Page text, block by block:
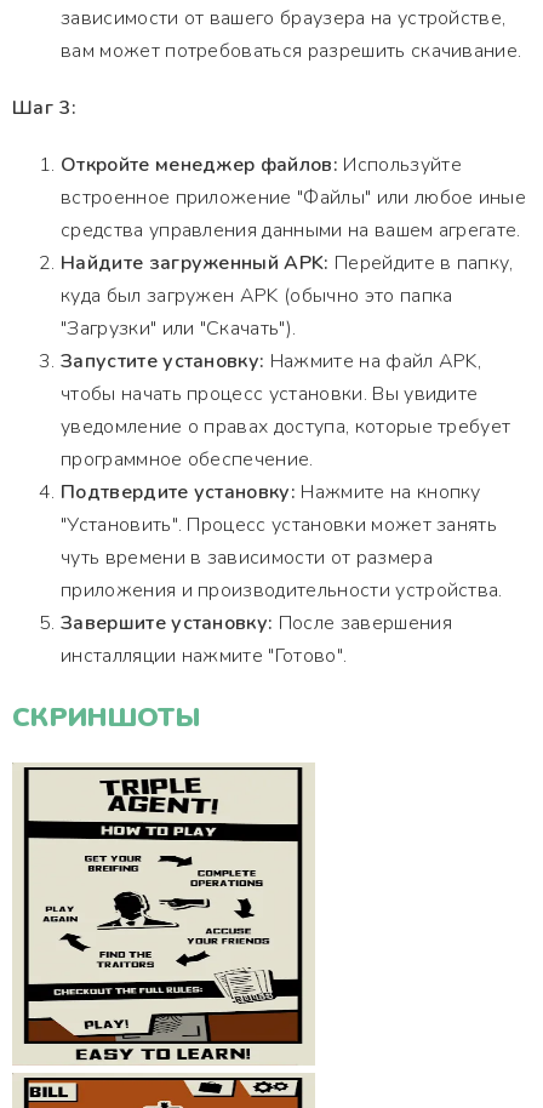
зависимости от вашего браузера на устройстве,
вам может потребоваться разрешить скачивание.
Шаг 3:
Откройте менеджер файлов: Используйте
встроенное приложение "Файлы" или любое иные
средства управления данными на вашем агрегате.
Найдите загруженный APK: Перейдите в папку,
куда был загружен APK (обычно это папка
"Загрузки" или "Скачать").
Запустите установку: Нажмите на файл APK,
чтобы начать процесс установки. Вы увидите
уведомление о правах доступа, которые требует
программное обеспечение.
Подтвердите установку: Нажмите на кнопку
"Установить". Процесс установки может занять
чуть времени в зависимости от размера
приложения и производительности устройства.
Завершите установку: После завершения
инсталляции нажмите "Готово".
СКРИНШОТЫ